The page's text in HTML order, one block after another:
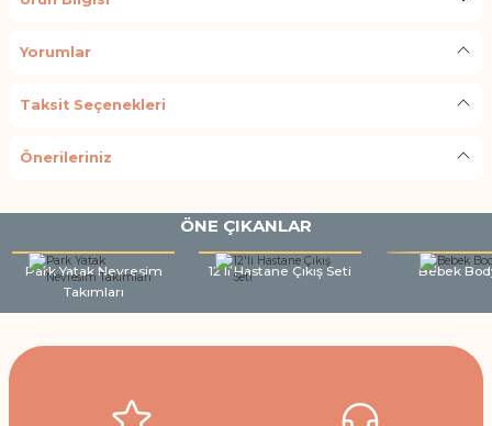
Yorumlar
Taksit Seçenekleri
Önerileriniz
ÖNE ÇIKANLAR
Park Yatak Nevresim
Takımları
12'li Hastane Çıkış Seti Bebek